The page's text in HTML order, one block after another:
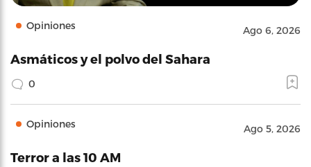
Opiniones Ago 6, 2026
Asmáticos y el polvo del Sahara
0
Opiniones Ago 5, 2026
Terror a las 10 AM